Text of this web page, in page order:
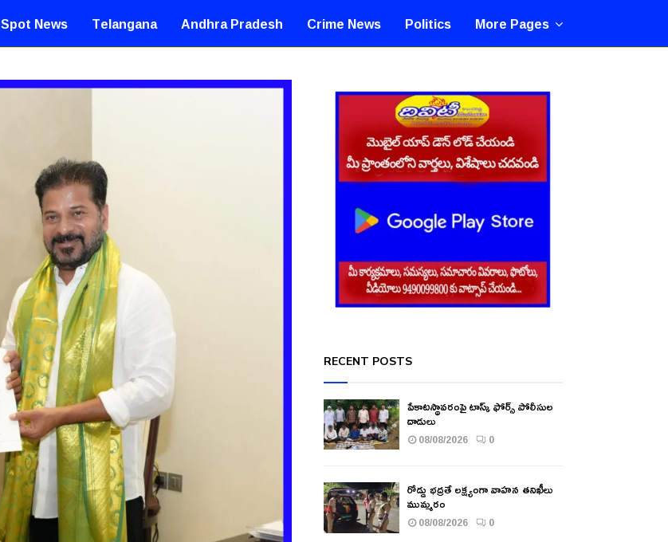
Spot News Telangana Andhra Pradesh Crime News Politics More Pages
RECENT POSTS
పేకాటస్థావరంపై టాస్క్ ఫోర్స్ పోలీసుల
దాడులు
08/08/2026 0
రోడ్డు భద్రతే లక్ష్యంగా వాహన తనిఖీలు
ముమ్మరం
08/08/2026 0